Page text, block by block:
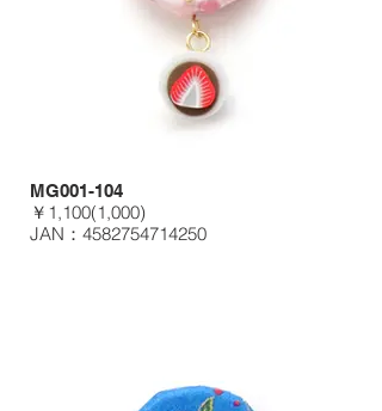
MG001-104
￥1,100(1,000)
JAN：4582754714250